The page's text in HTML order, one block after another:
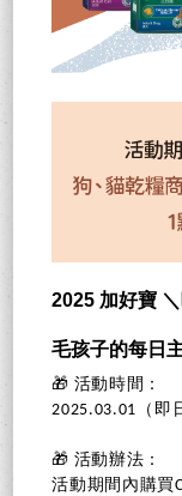
2025 加好寶
毛孩子的每日
🎁 活動時間：
2025.03.01（即
🎁 活動辦法：
活動期間內購買